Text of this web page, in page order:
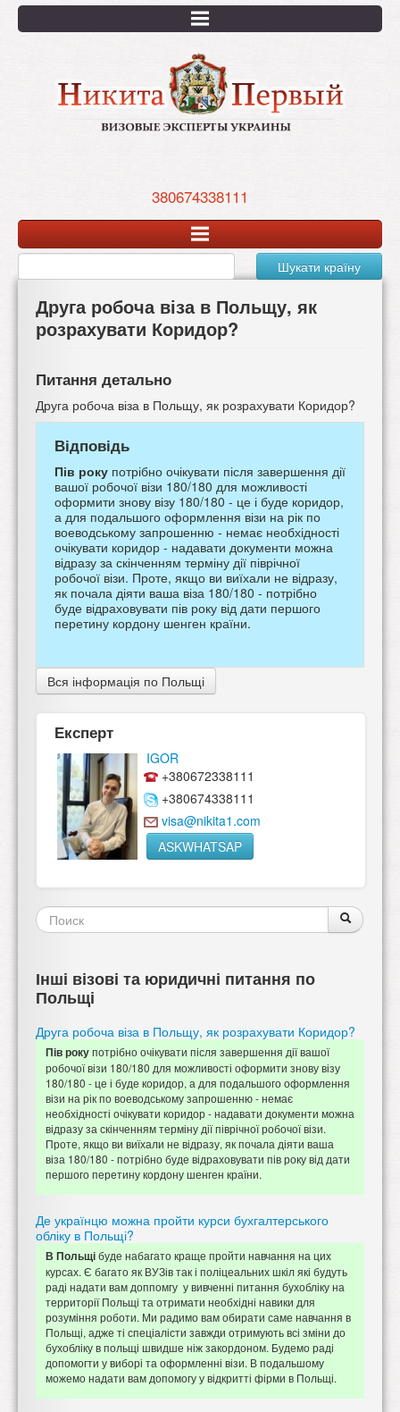
Перейти
основному
380674338111
Шукати країну
Друга робоча віза в Польщу, як
розрахувати Коридор?
Питання детально
Друга робоча віза в Польщу, як розрахувати Коридор?
Відповідь
Пів року потрібно очікувати після завершення дії
вашої робочої візи 180/180 для можливості
оформити знову візу 180/180 - це і буде коридор,
а для подальшого оформлення візи на рік по
воеводському запрошенню - немає необхідності
очікувати коридор - надавати документи можна
відразу за скінченням терміну дії піврічної
робочої візи. Проте, якщо ви виїхали не відразу,
як почала діяти ваша віза 180/180 - потрібно
буде відраховувати пів року від дати першого
перетину кордону шенген країни.
Вся інформація по Польщі
Експерт
IGOR
+380672338111
+380674338111
visa@nikita1.com
ASKWHATSAP
Форма
поиска
Поиск
Інші візові та юридичні питання по
Польщі
Друга робоча віза в Польщу, як розрахувати Коридор?
Пів рокупотрібно очікувати після завершення дії вашої
робочої візи 180/180 для можливості оформити знову візу
180/180 - це і буде коридор, а для подальшого оформлення
візи на рік по воеводському запрошенню - немає
необхідності очікувати коридор - надавати документи можна
відразу за скінченням терміну дії піврічної робочої візи.
Проте, якщо ви виїхали не відразу, як почала діяти ваша
віза 180/180 - потрібно буде відраховувати пів року від дати
першого перетину кордону шенген країни.
Де українцю можна пройти курси бухгалтерського
обліку в Польщі?
В Польщібуде набагато краще пройти навчання на цих
курсах. Є багато як ВУЗів так і поліцеальних шкіл які будуть
раді надати вам доппомгу у вивченні питання бухобліку на
территорії Польщі та отримати необхідні навики для
розуміння роботи. Ми радимо вам обирати саме навчання в
Польщі, адже ті спеціалісти завжди отримують всі зміни до
бухобліку в польщі швидше ніж закордоном. Будемо раді
допомогти у виборі та оформленні візи. В подальшому
можемо надати вам допомогу у відкритті фірми в Польщі.